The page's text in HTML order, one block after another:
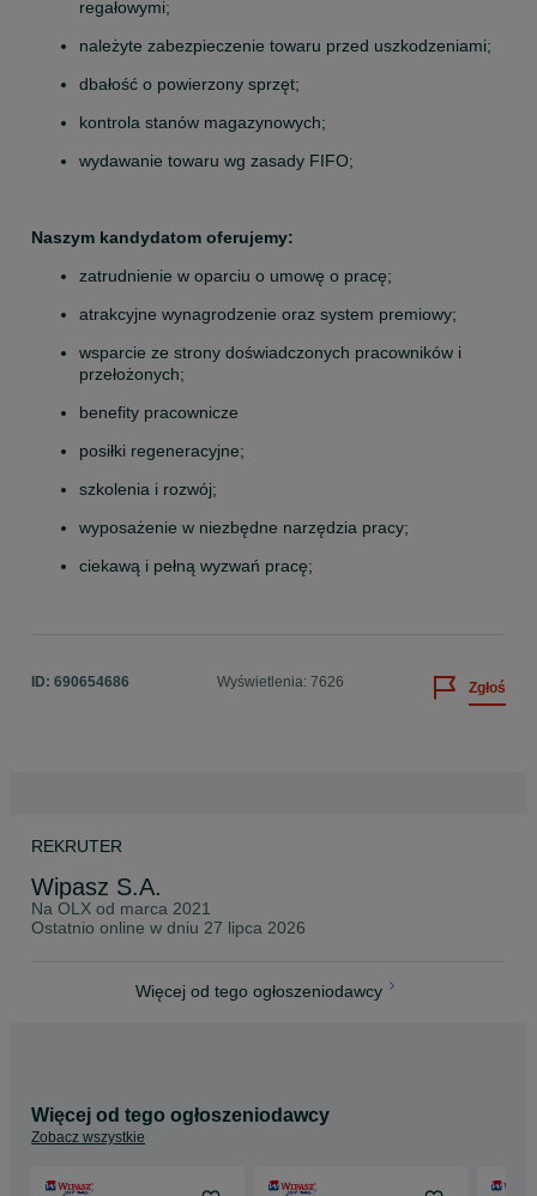
regałowymi;
należyte zabezpieczenie towaru przed uszkodzeniami;
dbałość o powierzony sprzęt;
kontrola stanów magazynowych;
wydawanie towaru wg zasady FIFO;
Naszym kandydatom oferujemy:
zatrudnienie w oparciu o umowę o pracę;
atrakcyjne wynagrodzenie oraz system premiowy;
wsparcie ze strony doświadczonych pracowników i
przełożonych;
benefity pracownicze
posiłki regeneracyjne;
szkolenia i rozwój;
wyposażenie w niezbędne narzędzia pracy;
ciekawą i pełną wyzwań pracę;
ID: 690654686 Wyświetlenia: 7626 Zgłoś
REKRUTER
Wipasz S.A.
Na OLX od marca 2021
Ostatnio online w dniu 27 lipca 2026
Więcej od tego ogłoszeniodawcy
Więcej od tego ogłoszeniodawcy
Zobacz wszystkie